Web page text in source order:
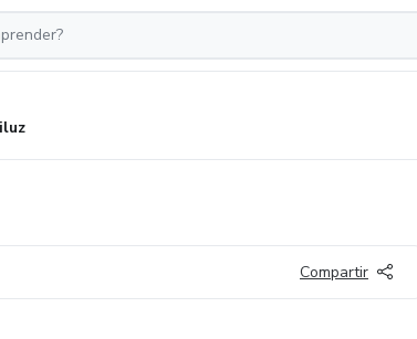
Compartir